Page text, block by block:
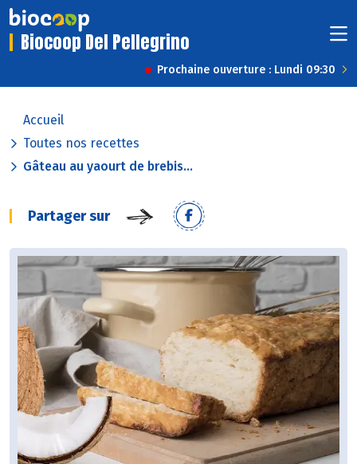
Biocoop Del Pellegrino
Prochaine ouverture : Lundi 09:30
Accueil
Toutes nos recettes
Gâteau au yaourt de brebis...
Partager sur